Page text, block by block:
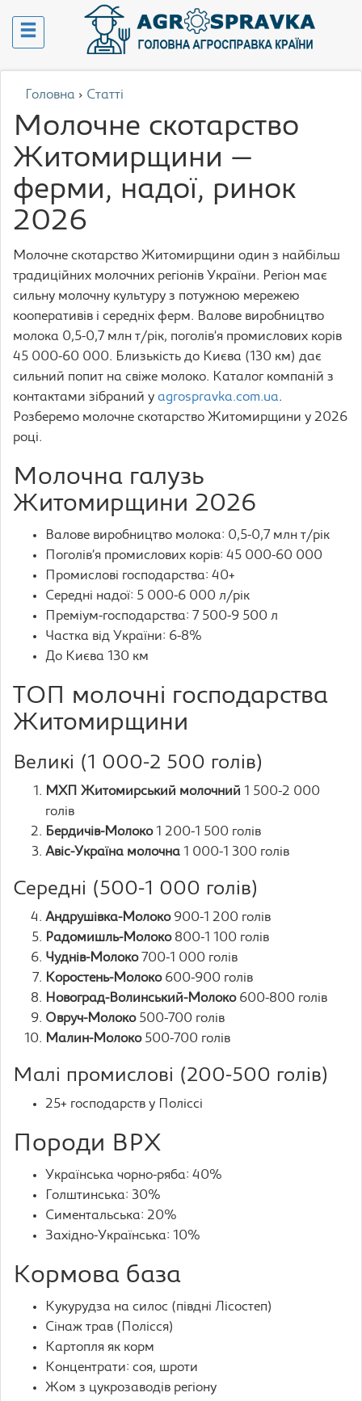
Головна › Статті
Молочне скотарство
Житомирщини —
ферми, надої, ринок
2026
Молочне скотарство Житомирщини один з найбільш
традиційних молочних регіонів України. Регіон має
сильну молочну культуру з потужною мережею
кооперативів і середніх ферм. Валове виробництво
молока 0,5-0,7 млн т/рік, поголів’я промислових корів
45 000-60 000. Близькість до Києва (130 км) дає
сильний попит на свіже молоко. Каталог компаній з
контактами зібраний у agrospravka.com.ua.
Розберемо молочне скотарство Житомирщини у 2026
році.
Молочна галузь
Житомирщини 2026
Валове виробництво молока: 0,5-0,7 млн т/рік
Поголів’я промислових корів: 45 000-60 000
Промислові господарства: 40+
Середні надої: 5 000-6 000 л/рік
Преміум-господарства: 7 500-9 500 л
Частка від України: 6-8%
До Києва 130 км
ТОП молочні господарства
Житомирщини
Великі (1 000-2 500 голів)
МХП Житомирський молочний 1 500-2 000
голів
Бердичів-Молоко1 200-1 500 голів
Авіс-Україна молочна 1 000-1 300 голів
Середні (500-1 000 голів)
Андрушівка-Молоко900-1 200 голів
Радомишль-Молоко800-1 100 голів
Чуднів-Молоко700-1 000 голів
Коростень-Молоко600-900 голів
Новоград-Волинський-Молоко600-800 голів
Овруч-Молоко500-700 голів
Малин-Молоко500-700 голів
Малі промислові (200-500 голів)
25+ господарств у Поліссі
Породи ВРХ
Українська чорно-ряба: 40%
Голштинська: 30%
Симентальська: 20%
Західно-Українська: 10%
Кормова база
Кукурудза на силос (півдні Лісостеп)
Сінаж трав (Полісся)
Картопля як корм
Концентрати: соя, шроти
Жом з цукрозаводів регіону